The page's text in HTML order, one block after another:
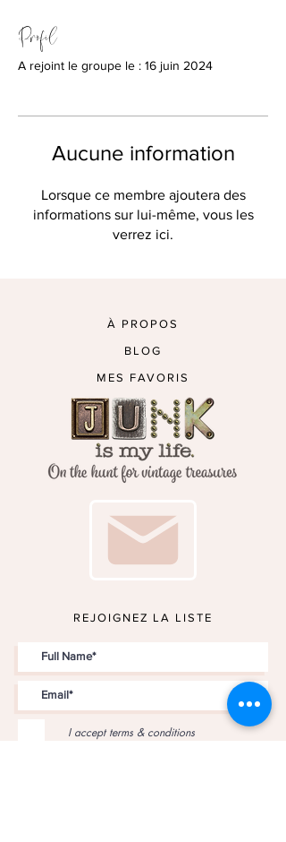
Profil
A rejoint le groupe le : 16 juin 2024
Aucune information
Lorsque ce membre ajoutera des
informations sur lui-même, vous les
verrez ici.
À PROPOS
BLOG
MES FAVORIS
REJOIGNEZ LA LISTE
I accept terms & conditions